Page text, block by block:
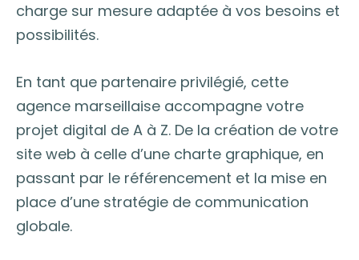
charge sur mesure adaptée à vos besoins et
possibilités.
En tant que partenaire privilégié, cette
agence marseillaise accompagne votre
projet digital de A à Z. De la création de votre
site web à celle d’une charte graphique, en
passant par le référencement et la mise en
place d’une stratégie de communication
globale.